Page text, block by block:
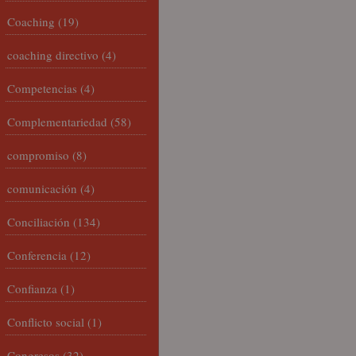
Coaching (19)
coaching directivo (4)
Competencias (4)
Complementariedad (58)
compromiso (8)
comunicación (4)
Conciliación (134)
Conferencia (12)
Confianza (1)
Conflicto social (1)